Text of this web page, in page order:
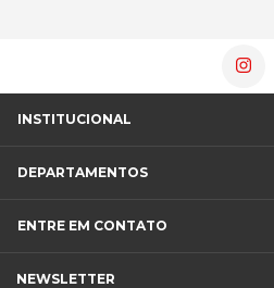
INSTITUCIONAL
DEPARTAMENTOS
ENTRE EM CONTATO
NEWSLETTER